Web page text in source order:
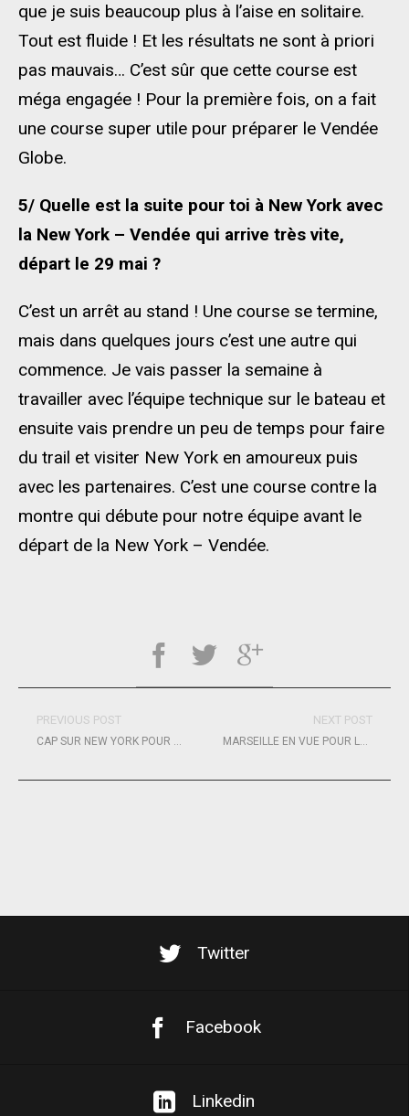
que je suis beaucoup plus à l’aise en solitaire.
Tout est fluide ! Et les résultats ne sont à priori
pas mauvais… C’est sûr que cette course est
méga engagée ! Pour la première fois, on a fait
une course super utile pour préparer le Vendée
Globe.
5/ Quelle est la suite pour toi à New York avec
la New York – Vendée qui arrive très vite,
départ le 29 mai ?
C’est un arrêt au stand ! Une course se termine,
mais dans quelques jours c’est une autre qui
commence. Je vais passer la semaine à
travailler avec l’équipe technique sur le bateau et
ensuite vais prendre un peu de temps pour faire
du trail et visiter New York en amoureux puis
avec les partenaires. C’est une course contre la
montre qui débute pour notre équipe avant le
départ de la New York – Vendée.
PREVIOUS POST
CAP SUR NEW YORK POUR TR RACING ET SES DEUX IMOCA VULNERABLE
NEXT POST
MARSEILLE EN VUE POUR LES JEUNES ECLAIREURS DU BELEM
Twitter
Facebook
Linkedin